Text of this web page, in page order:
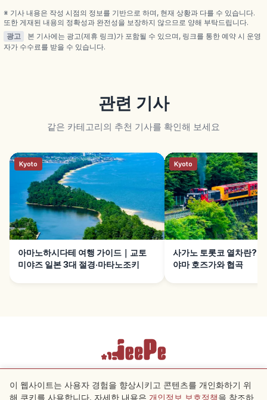
※ 기사 내용은 작성 시점의 정보를 기반으로 하며, 현재 상황과 다를 수 있습니다.
또한 게재된 내용의 정확성과 완전성을 보장하지 않으므로 양해 부탁드립니다.
광고
본 기사에는 광고(제휴 링크)가 포함될 수 있으며, 링크를 통한 예약 시 운영
자가 수수료를 받을 수 있습니다.
관련 기사
같은 카테고리의 추천 기사를 확인해 보세요
Kyoto
아마노하시다테 여행 가이드｜교토
미야즈 일본 3대 절경·마타노조키
Kyoto
사가노 토롯코 열차란?
야마 호즈가와 협곡
근처 스팟
이 웹사이트는 사용자 경험을 향상시키고 콘텐츠를 개인화하기 위
해 쿠키를 사용합니다. 자세한 내용은 개인정보 보호정책을 참조하